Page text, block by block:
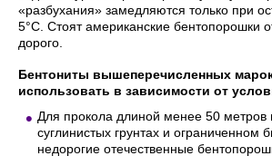
«разбухания» замедляются только при
5°С. Стоят американские бентопорошки
дорого.
Бентониты вышеперечисленных
использовать в зависимости от
Для прокола длиной менее 50 метров
суглинистых грунтах и ограниченном
недорогие отечественные